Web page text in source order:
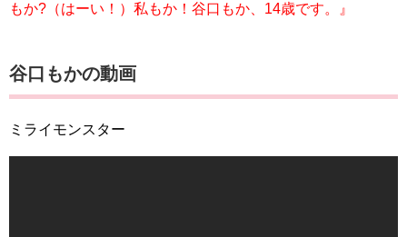
もか?（はーい！）私もか！谷口もか、14歳です。』
谷口もかの動画
ミライモンスター